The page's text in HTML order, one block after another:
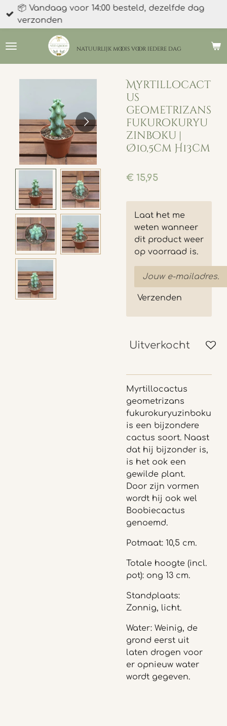
Ga
direct
de
natuurlijk moois voor iedere dag
📦 Vandaag voor 14:00 besteld, dezelfde dag
verzonden
Myrtillocact
us
geometrizans
fukurokuryu
zinboku |
Ø10,5cm H13cm
€ 15,95
Laat het me
weten wanneer
dit product weer
op voorraad is.
Verzenden
Uitverkocht
Myrtillocactus
geometrizans
fukurokuryuzinboku
is een bijzondere
cactus soort. Naast
dat hij bijzonder is,
is het ook een
gewilde plant.
Door zijn vormen
wordt hij ook wel
Boobiecactus
genoemd.
Potmaat: 10,5 cm.
Totale hoogte (incl.
pot): ong 13 cm.
Standplaats:
Zonnig, licht.
Water: Weinig, de
grond eerst uit
laten drogen voor
er opnieuw water
wordt gegeven.